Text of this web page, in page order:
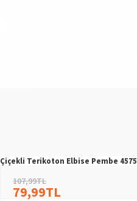
Çiçekli Terikoton Elbise Pembe 4575
79,99TL
107,99TL